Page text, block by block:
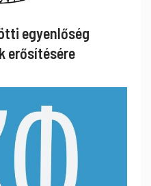
egyenlőség
erősítésére